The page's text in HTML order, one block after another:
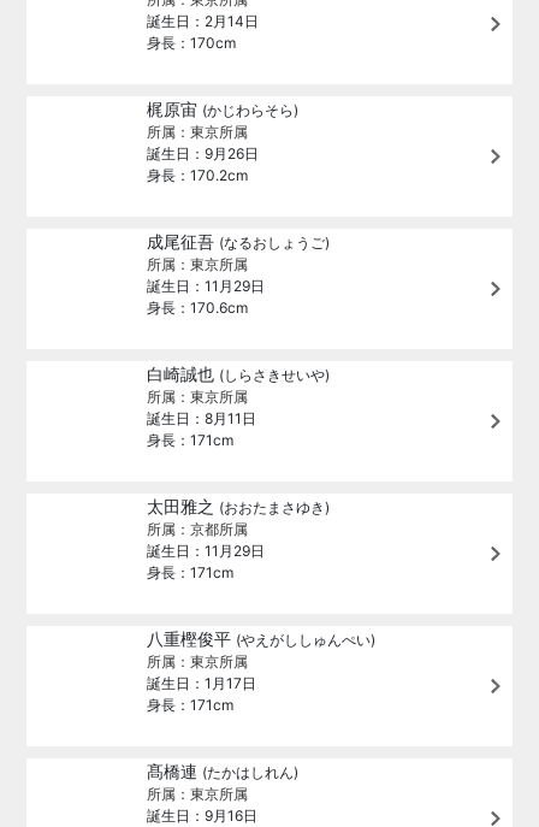
誕生日：2月14日
身長：170cm
梶原宙 (かじわらそら)
所属：東京所属
誕生日：9月26日
身長：170.2cm
成尾征吾 (なるおしょうご)
所属：東京所属
誕生日：11月29日
身長：170.6cm
白崎誠也 (しらさきせいや)
所属：東京所属
誕生日：8月11日
身長：171cm
太田雅之 (おおたまさゆき)
所属：京都所属
誕生日：11月29日
身長：171cm
八重樫俊平 (やえがししゅんぺい)
所属：東京所属
誕生日：1月17日
身長：171cm
髙橋連 (たかはしれん)
所属：東京所属
誕生日：9月16日